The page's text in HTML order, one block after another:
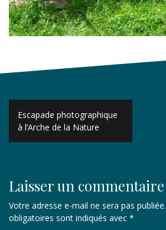
Navigation
de
l’article
Escapade photographique
à l’Arche de la Nature
Laisser un commentaire
Votre adresse e-mail ne sera pas publiée.
obligatoires sont indiqués avec *